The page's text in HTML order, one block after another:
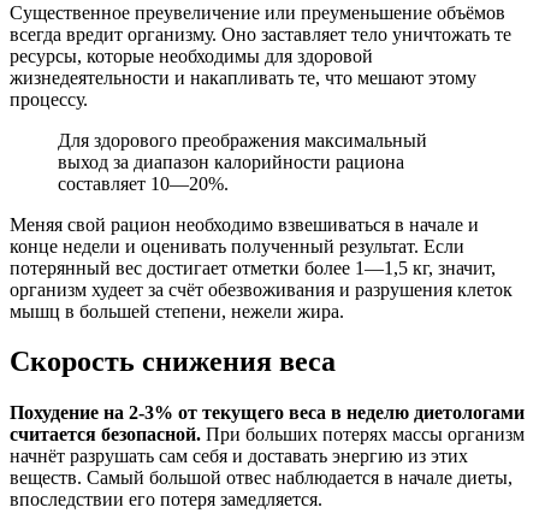
Существенное преувеличение или преуменьшение объёмов
всегда вредит организму. Оно заставляет тело уничтожать те
ресурсы, которые необходимы для здоровой
жизнедеятельности и накапливать те, что мешают этому
процессу.
Для здорового преображения максимальный
выход за диапазон калорийности рациона
составляет 10—20%.
Меняя свой рацион необходимо взвешиваться в начале и
конце недели и оценивать полученный результат. Если
потерянный вес достигает отметки более 1—1,5 кг, значит,
организм худеет за счёт обезвоживания и разрушения клеток
мышц в большей степени, нежели жира.
Скорость снижения веса
Похудение на 2-3% от текущего веса в неделю диетологами
считается безопасной. При больших потерях массы организм
начнёт разрушать сам себя и доставать энергию из этих
веществ. Самый большой отвес наблюдается в начале диеты,
впоследствии его потеря замедляется.